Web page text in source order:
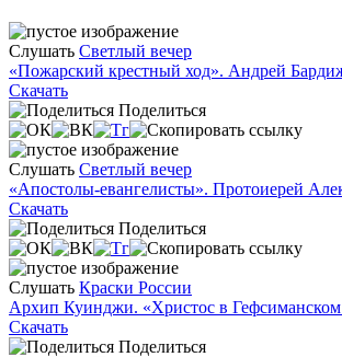
Слушать Светлый вечер
«Пожарский крестный ход». Андрей
Скачать
Поделиться
Слушать Светлый вечер
«Апостолы-евангелисты». Протоиерей
Скачать
Поделиться
Слушать Краски России
Архип Куинджи. «Христос в Гефсиманском
Скачать
Поделиться